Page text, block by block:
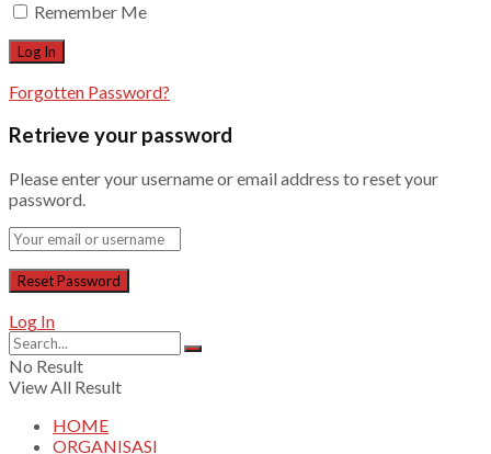
Remember Me
Forgotten Password?
Retrieve your password
Please enter your username or email address to reset your
password.
Log In
No Result
View All Result
HOME
ORGANISASI